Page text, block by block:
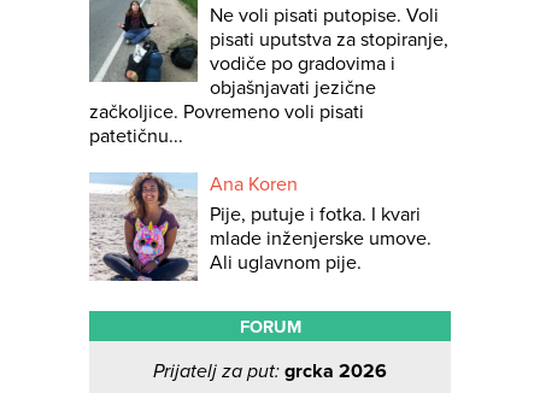
Ne voli pisati putopise. Voli
pisati uputstva za stopiranje,
vodiče po gradovima i
objašnjavati jezične
začkoljice. Povremeno voli pisati
patetičnu...
Ana Koren
Pije, putuje i fotka. I kvari
mlade inženjerske umove.
Ali uglavnom pije.
FORUM
Prijatelj za put: grcka 2026